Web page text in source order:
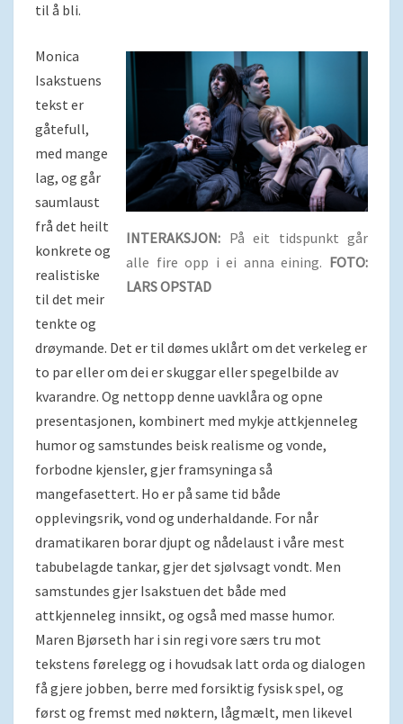
til å bli.
INTERAKSJON: På eit tidspunkt går
alle fire opp i ei anna eining. FOTO:
LARS OPSTAD
Monica
Isakstuens
tekst er
gåtefull,
med mange
lag, og går
saumlaust
frå det heilt
konkrete og
realistiske
til det meir
tenkte og
drøymande. Det er til dømes uklårt om det verkeleg er
to par eller om dei er skuggar eller spegelbilde av
kvarandre. Og nettopp denne uavklåra og opne
presentasjonen, kombinert med mykje attkjenneleg
humor og samstundes beisk realisme og vonde,
forbodne kjensler, gjer framsyninga så
mangefasettert. Ho er på same tid både
opplevingsrik, vond og underhaldande. For når
dramatikaren borar djupt og nådelaust i våre mest
tabubelagde tankar, gjer det sjølvsagt vondt. Men
samstundes gjer Isakstuen det både med
attkjenneleg innsikt, og også med masse humor.
Maren Bjørseth har i sin regi vore særs tru mot
tekstens førelegg og i hovudsak latt orda og dialogen
få gjere jobben, berre med forsiktig fysisk spel, og
først og fremst med nøktern, lågmælt, men likevel